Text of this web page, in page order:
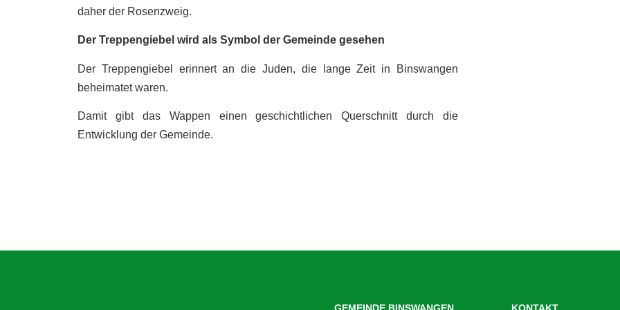
daher der Rosenzweig.
Der Treppengiebel wird als Symbol der Gemeinde gesehen
Der Treppengiebel erinnert an die Juden, die lange Zeit in Binswangen
beheimatet waren.
Damit gibt das Wappen einen geschichtlichen Querschnitt durch die
Entwicklung der Gemeinde.